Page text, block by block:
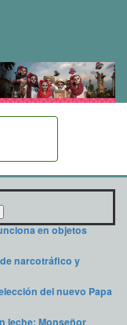
en objetos
narcotráfico y
del nuevo Papa
leche: Monseñor